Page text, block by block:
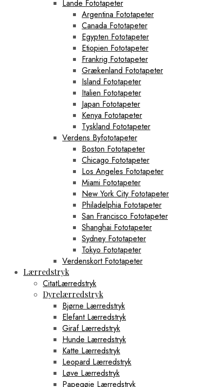
Lande Fototapeter
Argentina Fototapeter
Canada Fototapeter
Egypten Fototapeter
Etiopien Fototapeter
Frankrig Fototapeter
Grækenland Fototapeter
Island Fototapeter
Italien Fototapeter
Japan Fototapeter
Kenya Fototapeter
Tyskland Fototapeter
Verdens Byfototapeter
Boston Fototapeter
Chicago Fototapeter
Los Angeles Fototapeter
Miami Fototapeter
New York City Fototapeter
Philadelphia Fototapeter
San Francisco Fototapeter
Shanghai Fototapeter
Sydney Fototapeter
Tokyo Fototapeter
Verdenskort Fototapeter
Lærredstryk
CitatLærredstryk
Dyrelærredstryk
Bjørne Lærredstryk
Elefant Lærredstryk
Giraf Lærredstryk
Hunde Lærredstryk
Katte Lærredstryk
Leopard Lærredstryk
Løve Lærredstryk
Papegøje Lærredstryk